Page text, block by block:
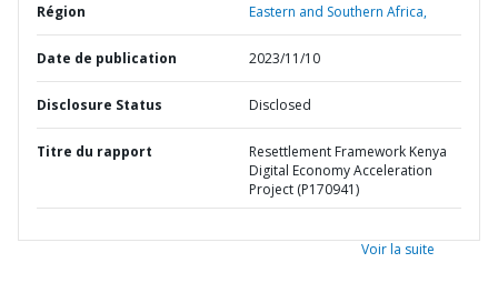
Région Eastern and Southern Africa,
Date de publication 2023/11/10
Disclosure Status Disclosed
Titre du rapport
Resettlement Framework Kenya
Digital Economy Acceleration
Project (P170941)
Voir la suite